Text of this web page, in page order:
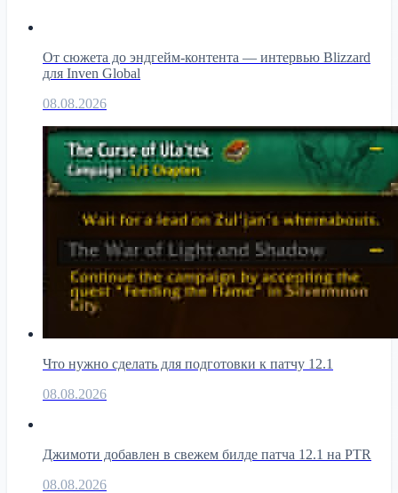
От сюжета до эндгейм-контента — интервью Blizzard
для Inven Global
08.08.2026
Что нужно сделать для подготовки к патчу 12.1
08.08.2026
Джимоти добавлен в свежем билде патча 12.1 на PTR
08.08.2026